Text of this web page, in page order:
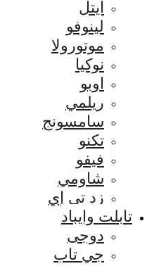
ايتل
لينوفو
موتورولا
نوكيا
اوبو
ريلمي
سامسونج
تكنو
فيفو
شاومي
زد تي إي
تابلت وايباد
دوجى
جي تاب